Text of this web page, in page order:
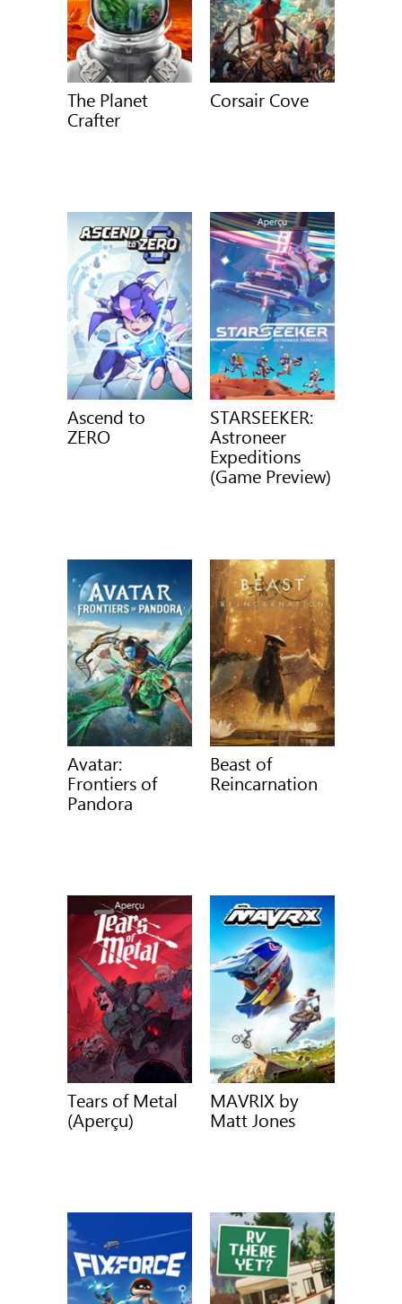
The Planet
Crafter
Corsair Cove
Ascend to
ZERO
STARSEEKER:
Astroneer
Expeditions
(Game Preview)
Avatar:
Frontiers of
Pandora
Beast of
Reincarnation
Tears of Metal
(Aperçu)
MAVRIX by
Matt Jones